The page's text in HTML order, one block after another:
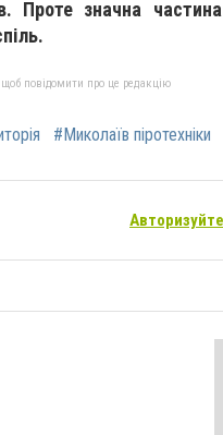
Проте значна
повідомити про це редакцію
#Миколаїв піротехніки